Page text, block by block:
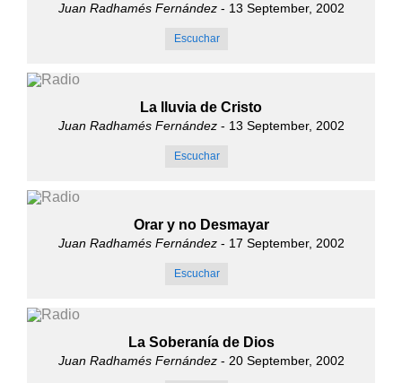
Juan Radhamés Fernández- 13 September, 2002
Escuchar
La lluvia de Cristo
Juan Radhamés Fernández- 13 September, 2002
Escuchar
Orar y no Desmayar
Juan Radhamés Fernández- 17 September, 2002
Escuchar
La Soberanía de Dios
Juan Radhamés Fernández- 20 September, 2002